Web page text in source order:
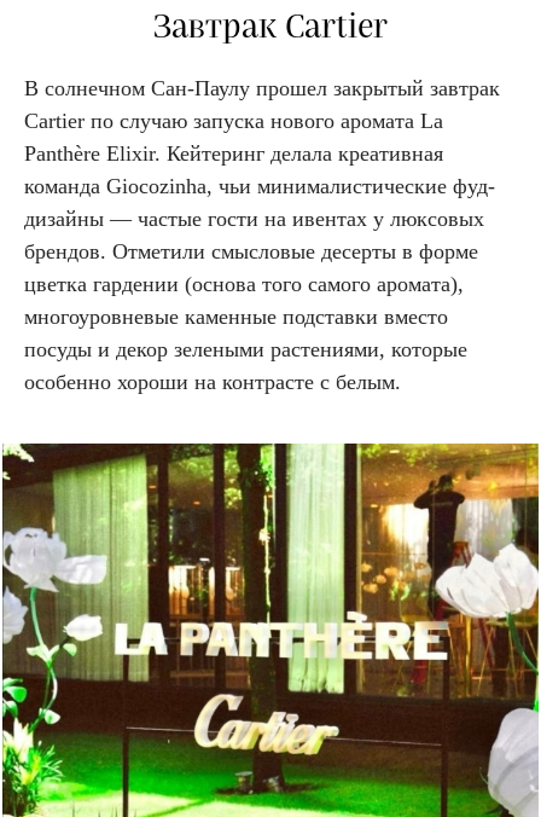
Завтрак Cartier
В солнечном Сан-Паулу прошел закрытый завтрак
Cartier по случаю запуска нового аромата La
Panthère Elixir. Кейтеринг делала креативная
команда Giocozinha, чьи минималистические фуд-
дизайны — частые гости на ивентах у люксовых
брендов. Отметили смысловые десерты в форме
цветка гардении (основа того самого аромата),
многоуровневые каменные подставки вместо
посуды и декор зелеными растениями, которые
особенно хороши на контрасте с белым.